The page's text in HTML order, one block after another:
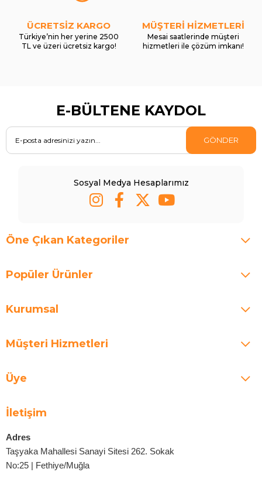
ÜCRETSİZ KARGO
Türkiye’nin her yerine 2500
TL ve üzeri ücretsiz kargo!
MÜŞTERİ HİZMETLERİ
Mesai saatlerinde müşteri
hizmetleri ile çözüm imkanı!
E-BÜLTENE KAYDOL
GÖNDER
Sosyal Medya Hesaplarımız
Öne Çıkan Kategoriler
Popüler Ürünler
Kurumsal
Müşteri Hizmetleri
Üye
İletişim
Adres
Taşyaka Mahallesi Sanayi Sitesi 262. Sokak
No:25 | Fethiye/Muğla